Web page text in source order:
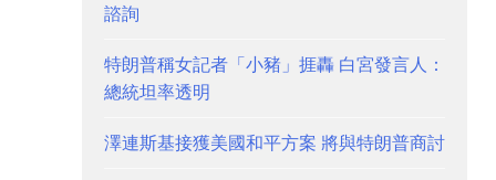
諮詢
特朗普稱女記者「小豬」捱轟 白宮發言人：
總統坦率透明
澤連斯基接獲美國和平方案 將與特朗普商討